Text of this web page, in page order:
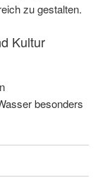
zu gestalten.
Kultur
besonders